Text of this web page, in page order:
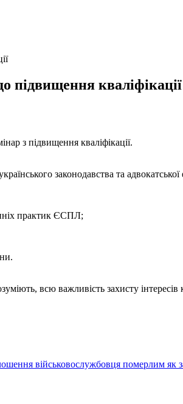
кваліфікації
з підвищення кваліфікації.
законодавства та
практик ЄСПЛ;
всю важливість захисту інтересів
військовослужбовця померлим як